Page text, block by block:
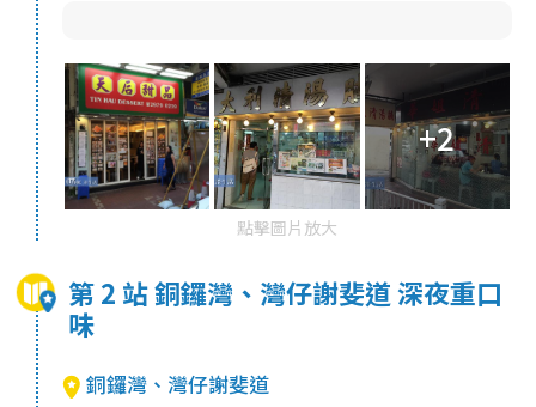
+2
點擊圖片放大
第 2 站 銅鑼灣、灣仔謝斐道 深夜重口
味
銅鑼灣、灣仔謝斐道